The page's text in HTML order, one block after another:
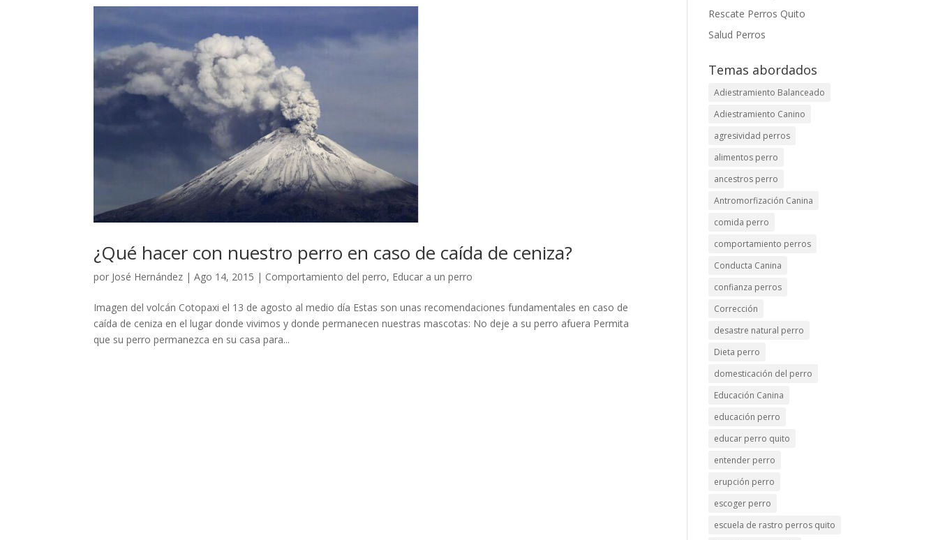
¿Qué hacer con nuestro perro en caso de caída de ceniza?
por José Hernández |Ago 14, 2015 | Comportamiento del perro, Educar a un perro
Imagen del volcán Cotopaxi el 13 de agosto al medio día Estas son unas recomendaciones fundamentales en caso de
caída de ceniza en el lugar donde vivimos y donde permanecen nuestras mascotas: No deje a su perro afuera Permita
que su perro permanezca en su casa para...
Rescate Perros Quito
Salud Perros
Temas abordados
Adiestramiento Balanceado
Adiestramiento Canino
agresividad perros
alimentos perro
ancestros perro
Antromorfización Canina
comida perro
comportamiento perros
Conducta Canina
confianza perros
Corrección
desastre natural perro
Dieta perro
domesticación del perro
Educación Canina
educación perro
educar perro quito
entender perro
erupción perro
escoger perro
escuela de rastro perros quito